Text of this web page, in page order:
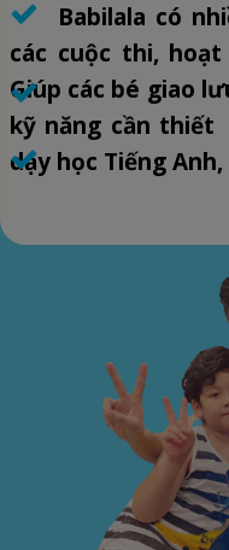
Babilala có
các cuộc thi,
Giúp các bé giao
kỹ năng cần
dạy học Tiếng